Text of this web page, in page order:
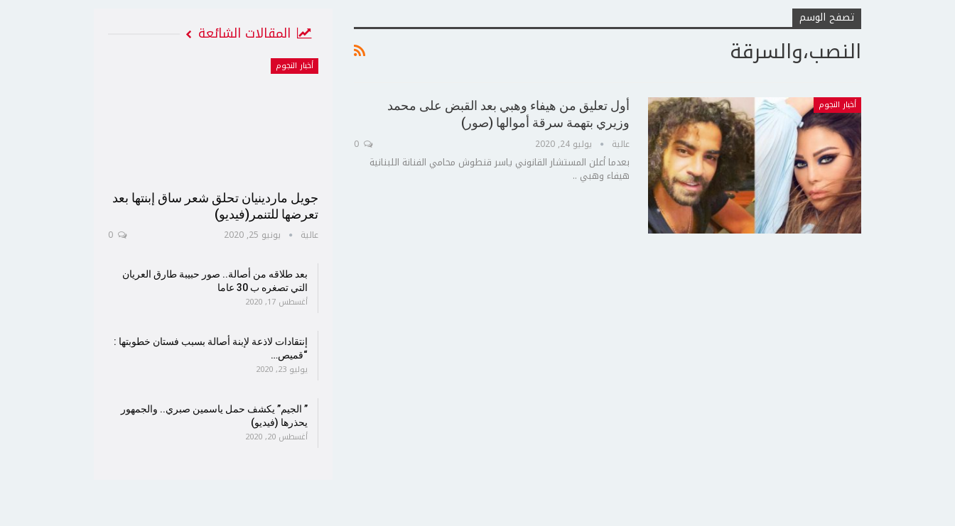
تصفح الوسم
النصب،والسرقة
أخبار النجوم
أول تعليق من هيفاء وهبي بعد القبض على محمد
وزيري بتهمة سرقة أموالها (صور)
عالية يوليو 24, 2020
بعدما أعلن المستشار القانوني ياسر قنطوش محامي الفنانة اللبنانية
هيفاء وهبي ..
المقالات الشائعة
أخبار النجوم
جويل ماردينيان تحلق شعر ساق إبنتها بعد
تعرضها للتنمر(فيديو)
عالية يونيو 25, 2020
بعد طلاقه من أصالة.. صور حبيبة طارق العريان
التي تصغره ب 30 عاما
أغسطس 17, 2020
إنتقادات لاذعة لإبنة أصالة بسبب فستان خطوبتها :
“قميص…
يوليو 23, 2020
” الجيم” يكشف حمل ياسمين صبري.. والجمهور
يحذرها (فيديو)
أغسطس 20, 2020